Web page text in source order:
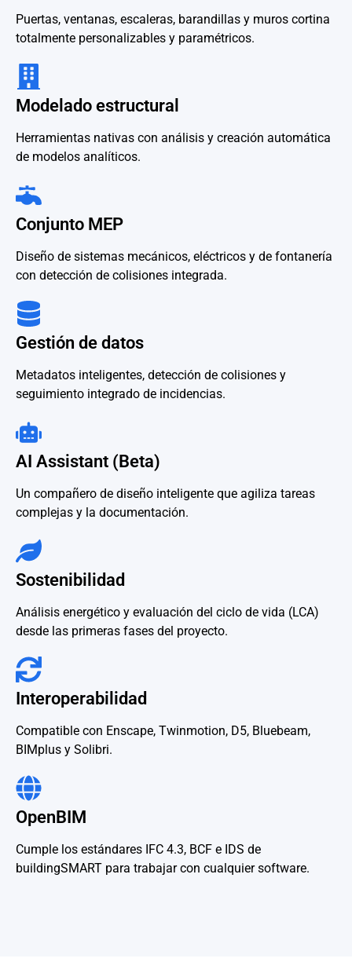
Puertas, ventanas, escaleras, barandillas y muros cortina
totalmente personalizables y paramétricos.
Modelado estructural
Herramientas nativas con análisis y creación automática
de modelos analíticos.
Conjunto MEP
Diseño de sistemas mecánicos, eléctricos y de fontanería
con detección de colisiones integrada.
Gestión de datos
Metadatos inteligentes, detección de colisiones y
seguimiento integrado de incidencias.
AI Assistant (Beta)
Un compañero de diseño inteligente que agiliza tareas
complejas y la documentación.
Sostenibilidad
Análisis energético y evaluación del ciclo de vida (LCA)
desde las primeras fases del proyecto.
Interoperabilidad
Compatible con Enscape, Twinmotion, D5, Bluebeam,
BIMplus y Solibri.
OpenBIM
Cumple los estándares IFC 4.3, BCF e IDS de
buildingSMART para trabajar con cualquier software.